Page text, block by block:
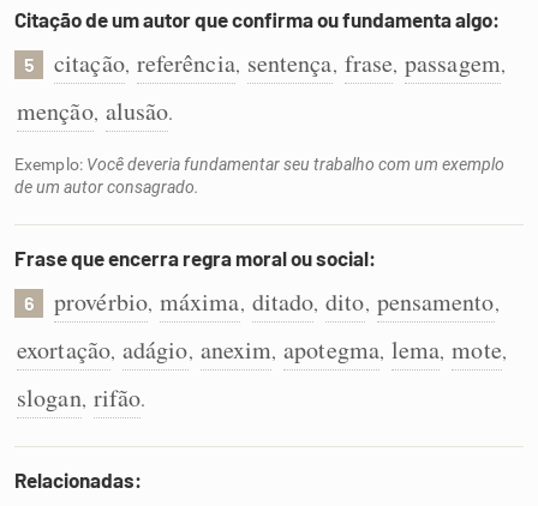
Citação de um autor que confirma ou fundamenta algo:
5 citação, referência, sentença, frase, passagem,
menção, alusão.
Exemplo: Você deveria fundamentar seu trabalho com um exemplo
de um autor consagrado.
Frase que encerra regra moral ou social:
6 provérbio, máxima, ditado, dito, pensamento,
exortação, adágio, anexim, apotegma, lema, mote,
slogan, rifão.
Relacionadas: